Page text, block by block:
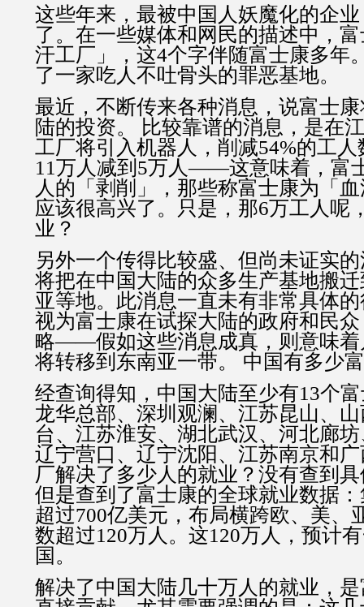
这些年来，最被中国人妖魔化的企
了。在一些媒体和网民的描述中，
汗工厂」，这4个字伴随富士康多年
了一家吃人不吐骨头的罪恶基地。
最近，不断传来各种消息，说富士
陆的投资。 比较靠谱的消息，是在
工厂将引入机器人，削减54%的工
11万人减到5万人——这意味着，富
人的「剥削」，那些称富士康为「
应该很高兴了。只是，那6万工人呢
业？
另外一个传得比较盛、但尚未证实
将把在中国大陆的众多生产基地搬
亚等地。此消息一直未有非常具体
视为富士康在试探大陆的政府和民
略——假如这些消息成真，则意味着
将转移到东南亚一带。 中国有多少
经查询得知，中国大陆至少有13个
龙华总部、深圳观澜、江苏昆山、
台、江苏淮安、湖北武汉、河北廊
辽宁营口、辽宁沈阳、江苏南京和
厂解决了多少人的就业？没有查到
但是查到了富士康的全球就业数据
超过700亿美元，布局横跨欧、美、
数超过120万人。这120万人，预计
国。
解决了中国大陆几十万人的就业，